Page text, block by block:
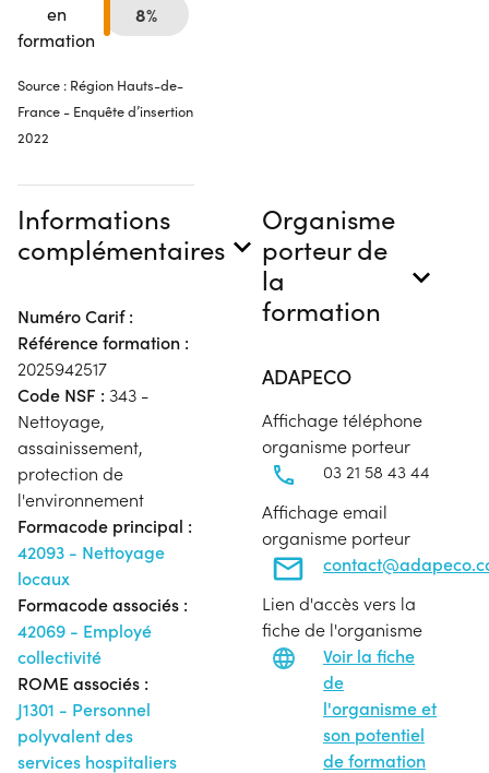
en
formation
8%
Source : Région Hauts-de-
France - Enquête d’insertion
2022
Informations
complémentaires
Numéro Carif :
Référence formation :
2025942517
Code NSF : 343 -
Nettoyage,
assainissement,
protection de
l'environnement
Formacode principal :
42093 - Nettoyage
locaux
Formacode associés :
42069 - Employé
collectivité
ROME associés :
J1301 - Personnel
polyvalent des
services hospitaliers
Organisme
porteur de
la
formation
ADAPECO
Affichage téléphone
organisme porteur
03 21 58 43 44
Affichage email
organisme porteur
Lien d'accès vers la
fiche de l'organisme
Voir la fiche
de
l'organisme et
son potentiel
de formation